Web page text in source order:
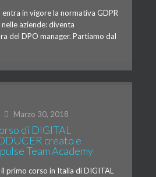
in vigore la normativa GDPR
aziende: diventa
del DPO manager. Partiamo dal
Marzo 30, 2018
di DIGITAL
creato e
Team Academy
primo corso in Italia di DIGITAL